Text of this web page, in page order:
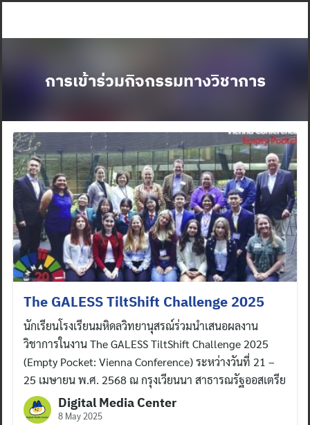
การเข้าร่วมกิจกรรมทางวิชาการ
The GALESS TiltShift Challenge 2025
นักเรียนโรงเรียนมหิดลวิทยานุสรณ์ร่วมนำเสนอผลงาน
วิชาการในงาน The GALESS TiltShift Challenge 2025
(Empty Pocket: Vienna Conference) ระหว่างวันที่ 21 –
25 เมษายน พ.ศ. 2568 ณ กรุงเวียนนา สาธารณรัฐออสเตรีย
Digital Media Center
8 May 2025